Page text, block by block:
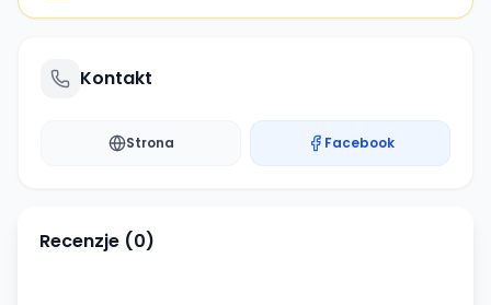
Kontakt
Strona Facebook
Recenzje (0)